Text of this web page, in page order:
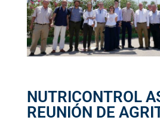
NUTRICONTROL
REUNIÓN DE